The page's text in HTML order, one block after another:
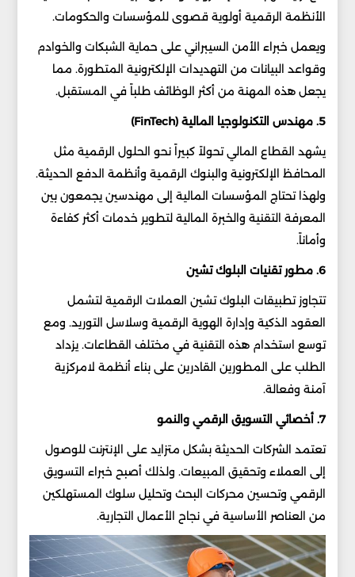
الأنظمة الرقمية أولوية قصوى للمؤسسات والحكومات.
ويعمل خبراء الأمن السيبراني على حماية الشبكات والخوادم
وقواعد البيانات من التهديدات الإلكترونية المتطورة. مما
يجعل هذه المهنة من أكثر الوظائف طلباً في المستقبل.
5. مهندس التكنولوجيا المالية (FinTech)
يشهد القطاع المالي تحولاً كبيراً نحو الحلول الرقمية مثل
المحافظ الإلكترونية والبنوك الرقمية وأنظمة الدفع الحديثة.
ولهذا تحتاج المؤسسات المالية إلى مهندسين يجمعون بين
المعرفة التقنية والخبرة المالية لتطوير خدمات أكثر كفاءة
وأماناً.
6. مطور تقنيات البلوك تشين
تتجاوز تطبيقات البلوك تشين العملات الرقمية لتشمل
العقود الذكية وإدارة الهوية الرقمية وسلاسل التوريد. ومع
توسع استخدام هذه التقنية في مختلف القطاعات. يزداد
الطلب على المطورين القادرين على بناء أنظمة لامركزية
آمنة وفعالة.
7. أخصائي التسويق الرقمي والنمو
تعتمد الشركات الحديثة بشكل متزايد على الإنترنت للوصول
إلى العملاء وتحقيق المبيعات. ولذلك أصبح خبراء التسويق
الرقمي وتحسين محركات البحث وتحليل سلوك المستهلكين
من العناصر الأساسية في نجاح الأعمال التجارية.